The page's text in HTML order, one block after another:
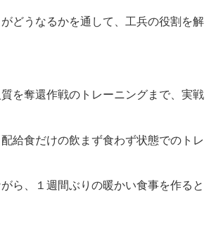
どうなるかを通して、工兵の役割を解
を奪還作戦のトレーニングまで、実戦
給食だけの飲まず食わず状態でのトレ
ら、１週間ぶりの暖かい食事を作ると